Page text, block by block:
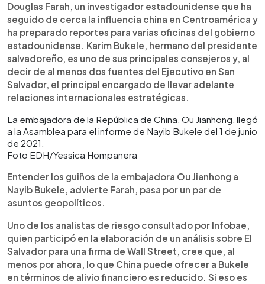
Douglas Farah, un investigador estadounidense que ha
seguido de cerca la influencia china en Centroamérica y
ha preparado reportes para varias oficinas del gobierno
estadounidense. Karim Bukele, hermano del presidente
salvadoreño, es uno de sus principales consejeros y, al
decir de al menos dos fuentes del Ejecutivo en San
Salvador, el principal encargado de llevar adelante
relaciones internacionales estratégicas.
La embajadora de la República de China, Ou Jianhong, llegó
a la Asamblea para el informe de Nayib Bukele del 1 de junio
de 2021.
Foto EDH/Yessica Hompanera
Entender los guiños de la embajadora Ou Jianhong a
Nayib Bukele, advierte Farah, pasa por un par de
asuntos geopolíticos.
Uno de los analistas de riesgo consultado por Infobae,
quien participó en la elaboración de un análisis sobre El
Salvador para una firma de Wall Street, cree que, al
menos por ahora, lo que China puede ofrecer a Bukele
en términos de alivio financiero es reducido. Si eso es